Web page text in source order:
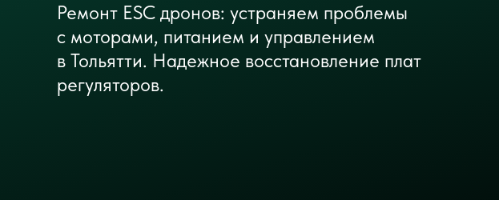
Ремонт ESC дронов: устраняем проблемы
с моторами, питанием и управлением
в Тольятти. Надежное восстановление плат
регуляторов.